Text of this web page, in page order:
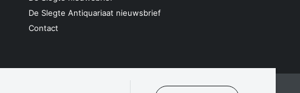
De Slegte Antiquariaat nieuwsbrief
Contact
Contact